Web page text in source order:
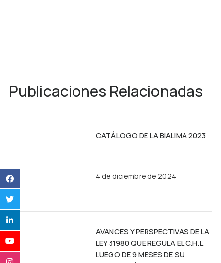
Publicaciones Relacionadas
CATÁLOGO DE LA BIALIMA 2023
4 de diciembre de 2024
AVANCES Y PERSPECTIVAS DE LA
LEY 31980 QUE REGULA EL C.H.L
LUEGO DE 9 MESES DE SU